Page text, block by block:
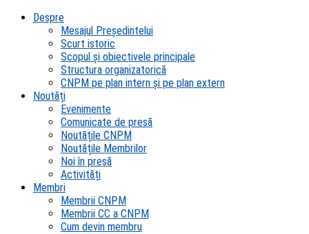
Despre
Mesajul Președintelui
Scurt istoric
Scopul şi obiectivele principale
Structura organizatorică
CNPM pe plan intern şi pe plan extern
Noutăți
Evenimente
Comunicate de presă
Noutățile CNPM
Noutățile Membrilor
Noi în presă
Activități
Membri
Membrii CNPM
Membrii CC a CNPM
Cum devin membru